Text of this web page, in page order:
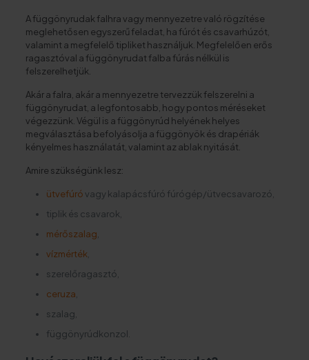
A függönyrudak falhra vagy mennyezetre való rögzítése
meglehetősen egyszerű feladat, ha fúrót és csavarhúzót,
valamint a megfelelő tipliket használjuk. Megfelelően erős
ragasztóval a függönyrudat falba fúrás nélkül is
felszerelhetjük.
Akár a falra, akár a mennyezetre tervezzük felszerelni a
függönyrudat, a legfontosabb, hogy pontos méréseket
végezzünk. Végül is a függönyrúd helyének helyes
megválasztása befolyásolja a függönyök és drapériák
kényelmes használatát, valamint az ablak nyitását.
Amire szükségünk lesz:
ütvefúró vagy kalapácsfúró fúrógép/ütvecsavarozó,
tiplik és csavarok,
mérőszalag
vízmérték
szerelőragasztó,
ceruza
szalag,
függönyrúdkonzol.